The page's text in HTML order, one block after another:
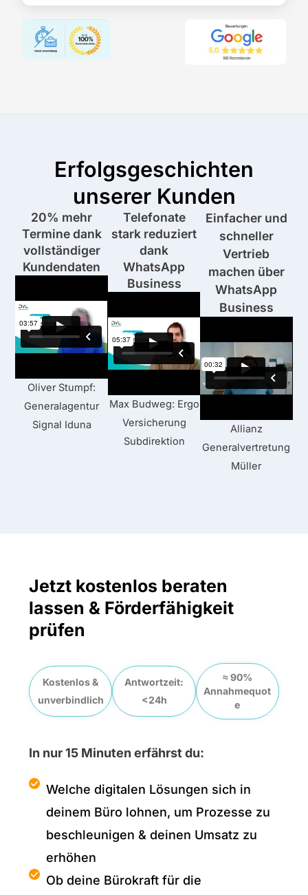
Erfolgsgeschichten
unserer Kunden
20% mehr
Termine dank
vollständiger
Kundendaten
Oliver Stumpf:
Generalagentur
Signal Iduna
Telefonate
stark reduziert
dank
WhatsApp
Business
Max Budweg: Ergo
Versicherung
Subdirektion
Einfacher und
schneller
Vertrieb
machen über
WhatsApp
Business
Allianz
Generalvertretung
Müller
Jetzt kostenlos beraten
lassen & Förderfähigkeit
prüfen
Kostenlos &
unverbindlich
Antwortzeit:
<24h
≈90%
Annahmequot
e
In nur 15 Minuten erfährst du:
Welche digitalen Lösungen sich in
deinem Büro lohnen, um Prozesse zu
beschleunigen & deinen Umsatz zu
erhöhen
Ob deine Bürokraft für die